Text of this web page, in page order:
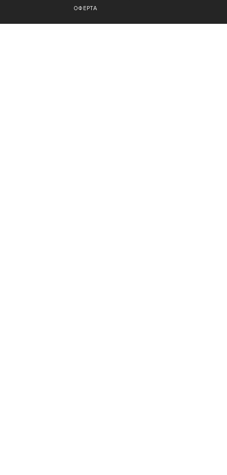
ОФЕРТА